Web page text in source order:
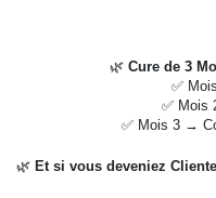
🌿 Cure de 3
✅
✅ Mois
✅ Mois 3 →
🌿 Et si vous deveniez